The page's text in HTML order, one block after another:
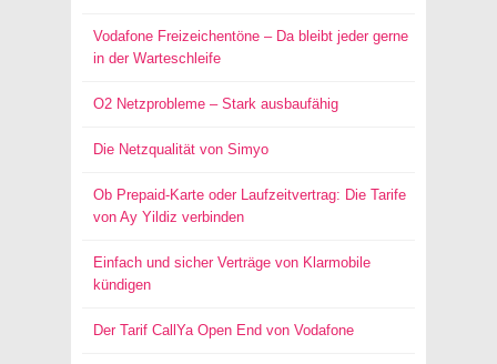
Vodafone Freizeichentöne – Da bleibt jeder gerne
in der Warteschleife
O2 Netzprobleme – Stark ausbaufähig
Die Netzqualität von Simyo
Ob Prepaid-Karte oder Laufzeitvertrag: Die Tarife
von Ay Yildiz verbinden
Einfach und sicher Verträge von Klarmobile
kündigen
Der Tarif CallYa Open End von Vodafone